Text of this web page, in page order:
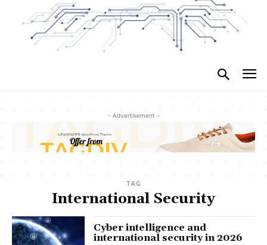
- Advertisement -
TAG
International Security
Cyber intelligence and
international security in 2026